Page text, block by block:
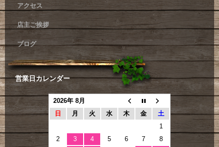
アクセス
店主ご挨拶
ブログ
営業日カレンダー
2026年 8月
日
月 火 水 木 金
土
1
2
3 4 5 6 7
8